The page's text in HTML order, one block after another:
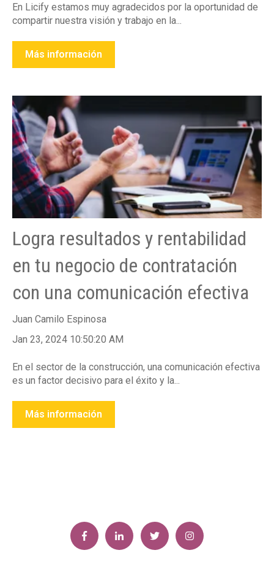
En Licify estamos muy agradecidos por la oportunidad de
compartir nuestra visión y trabajo en la...
Más información
Logra resultados y rentabilidad
en tu negocio de contratación
con una comunicación efectiva
Juan Camilo Espinosa
Jan 23, 2024 10:50:20 AM
En el sector de la construcción, una comunicación efectiva
es un factor decisivo para el éxito y la...
Más información